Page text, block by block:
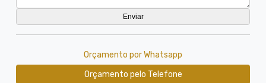
Orçamento por Whatsapp
Orçamento pelo Telefone